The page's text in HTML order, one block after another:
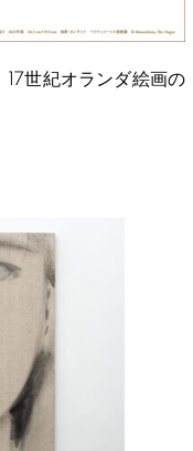
17世紀オランダ絵画の